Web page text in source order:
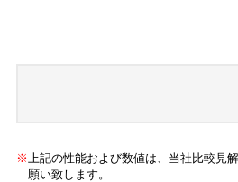
※上記の性能および数値は、当社比較見
願い致します。